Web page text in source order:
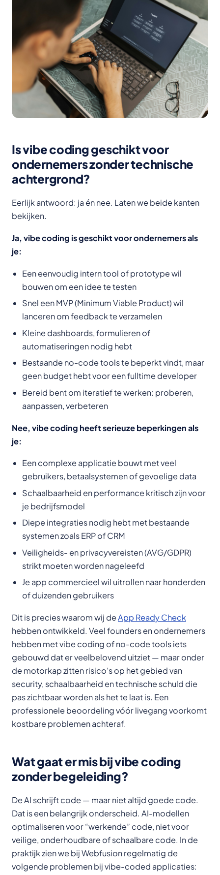
Is vibe coding geschikt voor
ondernemers zonder technische
achtergrond?
Eerlijk antwoord: ja én nee. Laten we beide kanten
bekijken.
Ja, vibe coding is geschikt voor ondernemers als
je:
Een eenvoudig intern tool of prototype wil
bouwen om een idee te testen
Snel een MVP (Minimum Viable Product) wil
lanceren om feedback te verzamelen
Kleine dashboards, formulieren of
automatiseringen nodig hebt
Bestaande no-code tools te beperkt vindt, maar
geen budget hebt voor een fulltime developer
Bereid bent om iteratief te werken: proberen,
aanpassen, verbeteren
Nee, vibe coding heeft serieuze beperkingen als
je:
Een complexe applicatie bouwt met veel
gebruikers, betaalsystemen of gevoelige data
Schaalbaarheid en performance kritisch zijn voor
je bedrijfsmodel
Diepe integraties nodig hebt met bestaande
systemen zoals ERP of CRM
Veiligheids- en privacyvereisten (AVG/GDPR)
strikt moeten worden nageleefd
Je app commercieel wil uitrollen naar honderden
of duizenden gebruikers
Dit is precies waarom wij deApp Ready Check
hebben ontwikkeld. Veel founders en ondernemers
hebben met vibe coding of no-code tools iets
gebouwd dat er veelbelovend uitziet — maar onder
de motorkap zitten risico’s op het gebied van
security, schaalbaarheid en technische schuld die
pas zichtbaar worden als het te laat is. Een
professionele beoordeling vóór livegang voorkomt
kostbare problemen achteraf.
Wat gaat er mis bij vibe coding
zonder begeleiding?
De AI schrijft code — maar niet altijd goede code.
Dat is een belangrijk onderscheid. AI-modellen
optimaliseren voor “werkende” code, niet voor
veilige, onderhoudbare of schaalbare code. In de
praktijk zien we bij Webfusion regelmatig de
volgende problemen bij vibe-coded applicaties: